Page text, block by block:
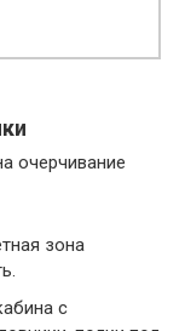
очерчивание
зона
с